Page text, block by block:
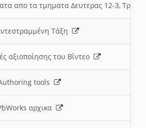
απο τα τμηματα Δευτερας 12-3,
Τάξη
αξιοποίησης του Βίντεο
tools
αρχικα